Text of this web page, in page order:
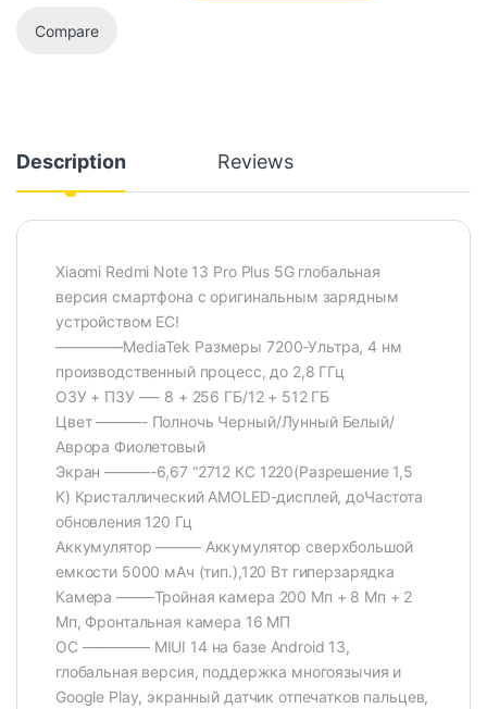
Compare
Description Reviews
Xiaomi Redmi Note 13 Pro Plus 5G глобальная
версия смартфона с оригинальным зарядным
устройством ЕС!
————–MediaTek Размеры 7200-Ультра, 4 нм
производственный процесс, до 2,8 ГГц
ОЗУ + ПЗУ —- 8 + 256 ГБ/12 + 512 ГБ
Цвет ———- Полночь Черный/Лунный Белый/
Аврора Фиолетовый
Экран ———-6,67 “2712 КС 1220(Разрешение 1,5
K) Кристаллический AMOLED-дисплей, доЧастота
обновления 120 Гц
Аккумулятор ——— Аккумулятор сверхбольшой
емкости 5000 мАч (тип.),120 Вт гиперзарядка
Камера ——–Тройная камера 200 Мп + 8 Мп + 2
Мп, Фронтальная камера 16 МП
ОС ————– MIUI 14 на базе Android 13,
глобальная версия, поддержка многоязычия и
Google Play, экранный датчик отпечатков пальцев,